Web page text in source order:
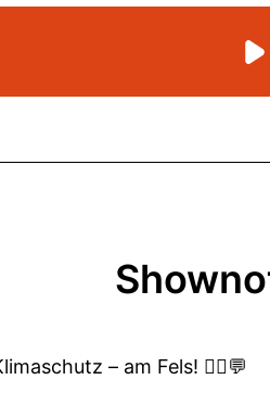
– am Fels! 🧗‍♀️💬